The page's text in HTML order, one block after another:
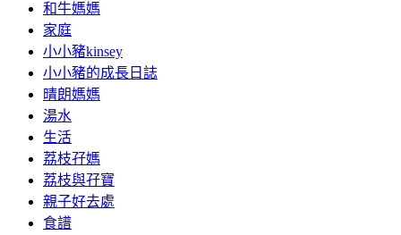
和牛媽媽
家庭
小小豬kinsey
小小豬的成長日誌
晴朗媽媽
湯水
生活
荔枝孖媽
荔枝與孖寶
親子好去處
食譜